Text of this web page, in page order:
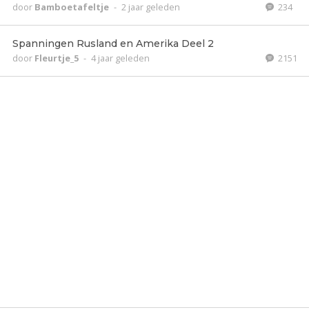
door Bamboetafeltje - 2 jaar geleden 234
Spanningen Rusland en Amerika Deel 2
door Fleurtje_5 - 4 jaar geleden 2151